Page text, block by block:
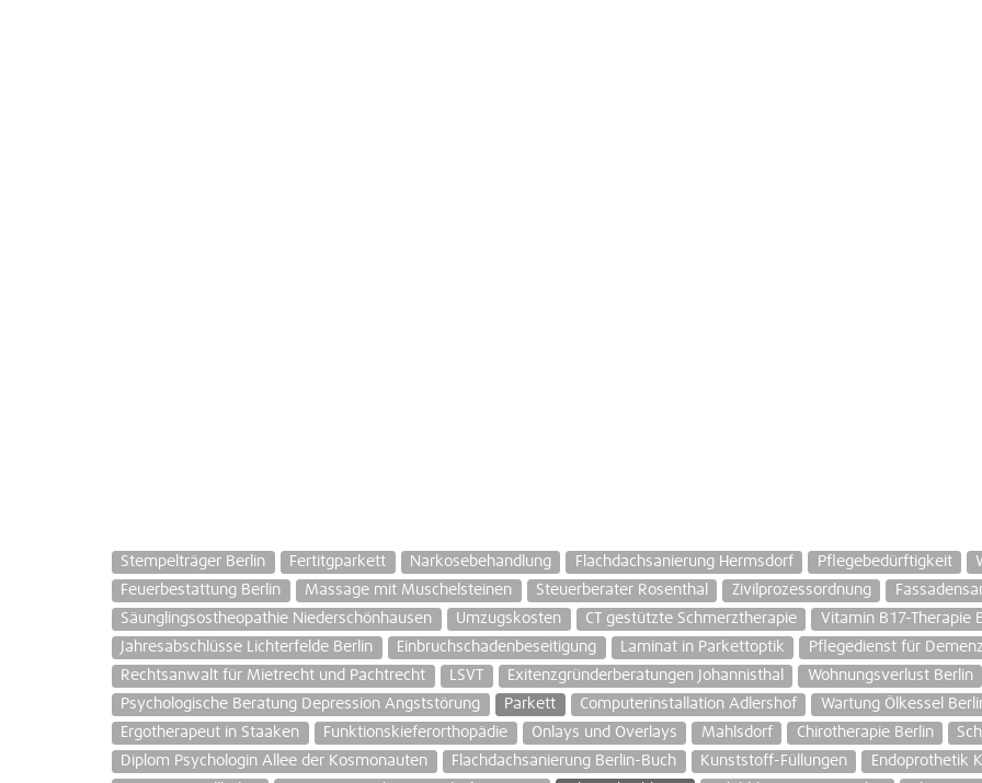
Stempelträger Berlin Fertitgparkett Narkosebehandlung Flachdachsanierung Hermsdorf Pflegebedürftigkeit
Feuerbestattung Berlin
Massage mit Muschelsteinen Steuerberater Rosenthal Zivilprozessordnung
Säunglingsostheopathie Niederschönhausen
Umzugskosten CT gestützte Schmerztherapie Vitamin B17-Therapie
Jahresabschlüsse Lichterfelde Berlin
Einbruchschadenbeseitigung Laminat in Parkettoptik
Pflegedienst für
Rechtsanwalt für Mietrecht und Pachtrecht
LSVT Exitenzgründerberatungen Johannisthal
Wohnungsverlust Berlin
Psychologische Beratung Depression Angststörung
Parkett Computerinstallation Adlershof Wartung Ölkessel
Ergotherapeut in Staaken
Funktionskieferorthopädie Onlays und Overlays Mahlsdorf Chirotherapie Berlin
Diplom Psychologin Allee der Kosmonauten
Flachdachsanierung Berlin-Buch Kunststoff-Füllungen Endoprothetik